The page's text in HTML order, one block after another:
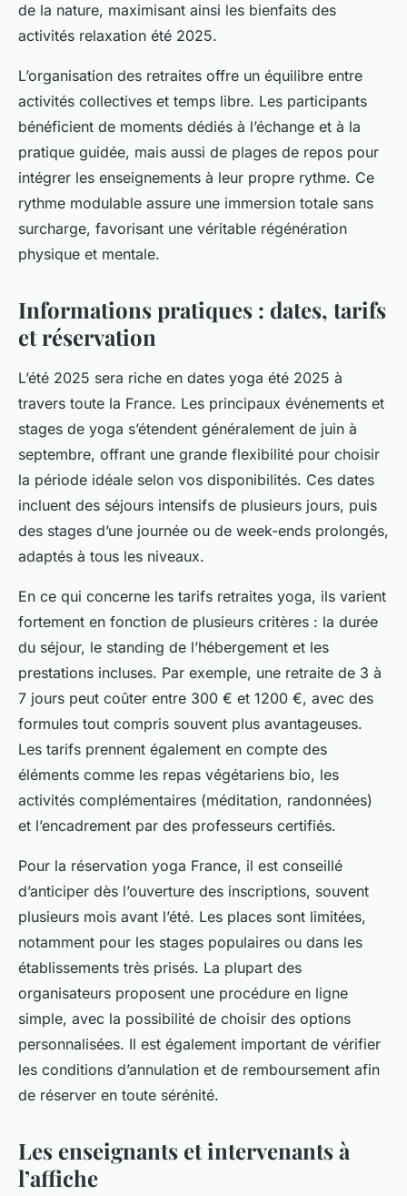
de la nature, maximisant ainsi les bienfaits des
activités relaxation été 2025.
L’organisation des retraites offre un équilibre entre
activités collectives et temps libre. Les participants
bénéficient de moments dédiés à l’échange et à la
pratique guidée, mais aussi de plages de repos pour
intégrer les enseignements à leur propre rythme. Ce
rythme modulable assure une immersion totale sans
surcharge, favorisant une véritable régénération
physique et mentale.
Informations pratiques : dates, tarifs
et réservation
L’été 2025 sera riche en dates yoga été 2025 à
travers toute la France. Les principaux événements et
stages de yoga s’étendent généralement de juin à
septembre, offrant une grande flexibilité pour choisir
la période idéale selon vos disponibilités. Ces dates
incluent des séjours intensifs de plusieurs jours, puis
des stages d’une journée ou de week-ends prolongés,
adaptés à tous les niveaux.
En ce qui concerne les tarifs retraites yoga, ils varient
fortement en fonction de plusieurs critères : la durée
du séjour, le standing de l’hébergement et les
prestations incluses. Par exemple, une retraite de 3 à
7 jours peut coûter entre 300 € et 1200 €, avec des
formules tout compris souvent plus avantageuses.
Les tarifs prennent également en compte des
éléments comme les repas végétariens bio, les
activités complémentaires (méditation, randonnées)
et l’encadrement par des professeurs certifiés.
Pour la réservation yoga France, il est conseillé
d’anticiper dès l’ouverture des inscriptions, souvent
plusieurs mois avant l’été. Les places sont limitées,
notamment pour les stages populaires ou dans les
établissements très prisés. La plupart des
organisateurs proposent une procédure en ligne
simple, avec la possibilité de choisir des options
personnalisées. Il est également important de vérifier
les conditions d’annulation et de remboursement afin
de réserver en toute sérénité.
Les enseignants et intervenants à
l’affiche